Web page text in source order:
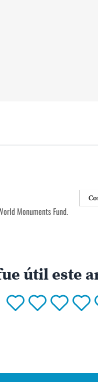
Monuments Fund.
útil este